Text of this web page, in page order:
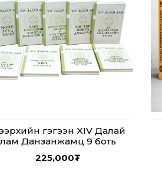
гэгээн XIV Далай
лам Данзанжамц 9 боть
225,000₮